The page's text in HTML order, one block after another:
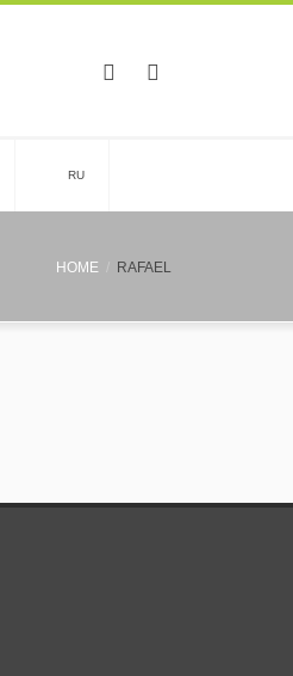
RU
HOME RAFAEL